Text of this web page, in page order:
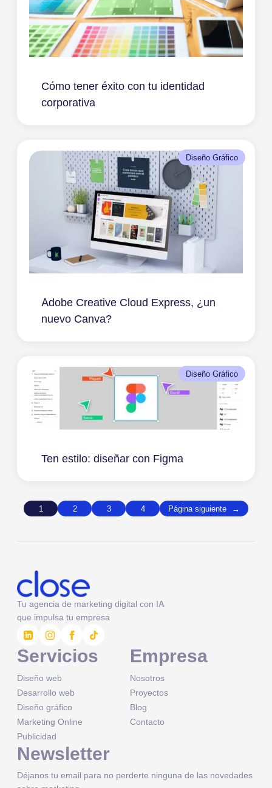
Cómo tener éxito con tu identidad
corporativa
Diseño Gráfico
Adobe Creative Cloud Express, ¿un
nuevo Canva?
Diseño Gráfico
Ten estilo: diseñar con Figma
1 2 3 4 Página siguiente →
Tu agencia de marketing digital con IA
que impulsa tu empresa
Servicios
Diseño web
Desarrollo web
Diseño gráfico
Marketing Online
Publicidad
Empresa
Nosotros
Proyectos
Blog
Contacto
Newsletter
Déjanos tu email para no perderte ninguna de las novedades